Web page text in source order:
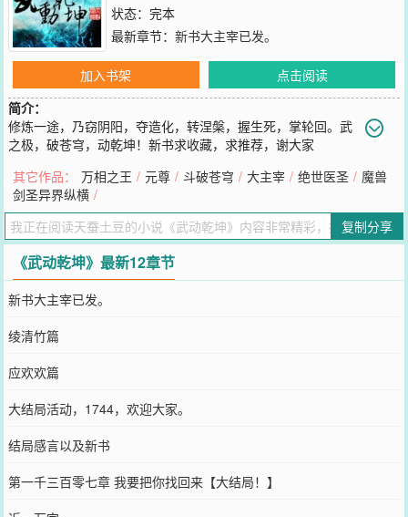
状态：完本
最新章节： 新书大主宰已发。
加入书架
点击阅读
简介：
修炼一途，乃窃阴阳，夺造化，转涅槃，握生死，掌轮回。武
之极，破苍穹，动乾坤！新书求收藏，求推荐，谢大家
您要是觉得《武动乾坤 》还不错的话请不要忘记向您QQ群和微博微信
里的朋友推荐哦！
其它作品： 万相之王 / 元尊 / 斗破苍穹 / 大主宰 / 绝世医圣 / 魔兽
剑圣异界纵横 /
复制分享
《武动乾坤》最新12章节
新书大主宰已发。
绫清竹篇
应欢欢篇
大结局活动，1744，欢迎大家。
结局感言以及新书
第一千三百零七章 我要把你找回来【大结局！】